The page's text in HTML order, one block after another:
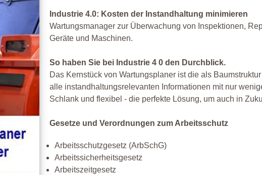
Industrie 4.0: Kosten der Instandhaltung minimieren
Wartungsmanager zur Überwachung von Inspektionen,
Geräte und Maschinen.
So haben Sie bei Industrie 4 0 den Durchblick.
Das Kernstück von Wartungsplaner ist die als
alle instandhaltungsrelevanten Informationen mit nur
Schlank und flexibel - die perfekte Lösung, um auch in
Gesetze und Verordnungen zum Arbeitsschutz
Arbeitsschutzgesetz (ArbSchG)
Arbeitssicherheitsgesetz
Arbeitszeitgesetz